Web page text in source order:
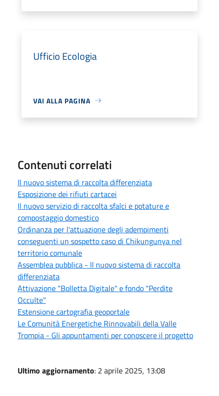
Ufficio Ecologia
VAI ALLA PAGINA
Contenuti correlati
Il nuovo sistema di raccolta differenziata
Esposizione dei rifiuti cartacei
Il nuovo servizio di raccolta sfalci e potature e
compostaggio domestico
Ordinanza per l'attuazione degli adempimenti
conseguenti un sospetto caso di Chikungunya nel
territorio comunale
Assemblea pubblica - Il nuovo sistema di raccolta
differenziata
Attivazione "Bolletta Digitale" e fondo "Perdite
Occulte"
Estensione cartografia geoportale
Le Comunità Energetiche Rinnovabili della Valle
Trompia - Gli appuntamenti per conoscere il progetto
Ultimo aggiornamento: 2 aprile 2025, 13:08